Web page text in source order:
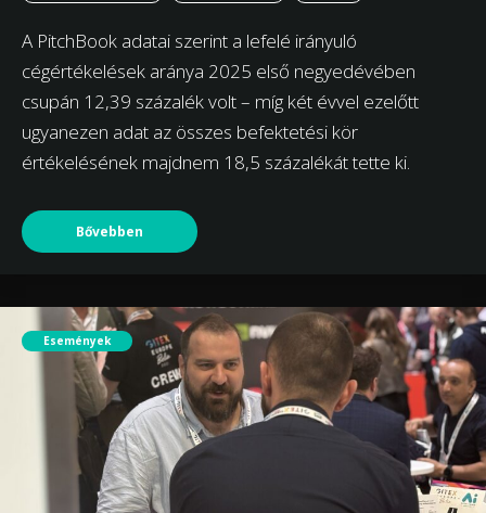
A PitchBook adatai szerint a lefelé irányuló
cégértékelések aránya 2025 első negyedévében
csupán 12,39 százalék volt – míg két évvel ezelőtt
ugyanezen adat az összes befektetési kör
értékelésének majdnem 18,5 százalékát tette ki.
Bővebben
Események